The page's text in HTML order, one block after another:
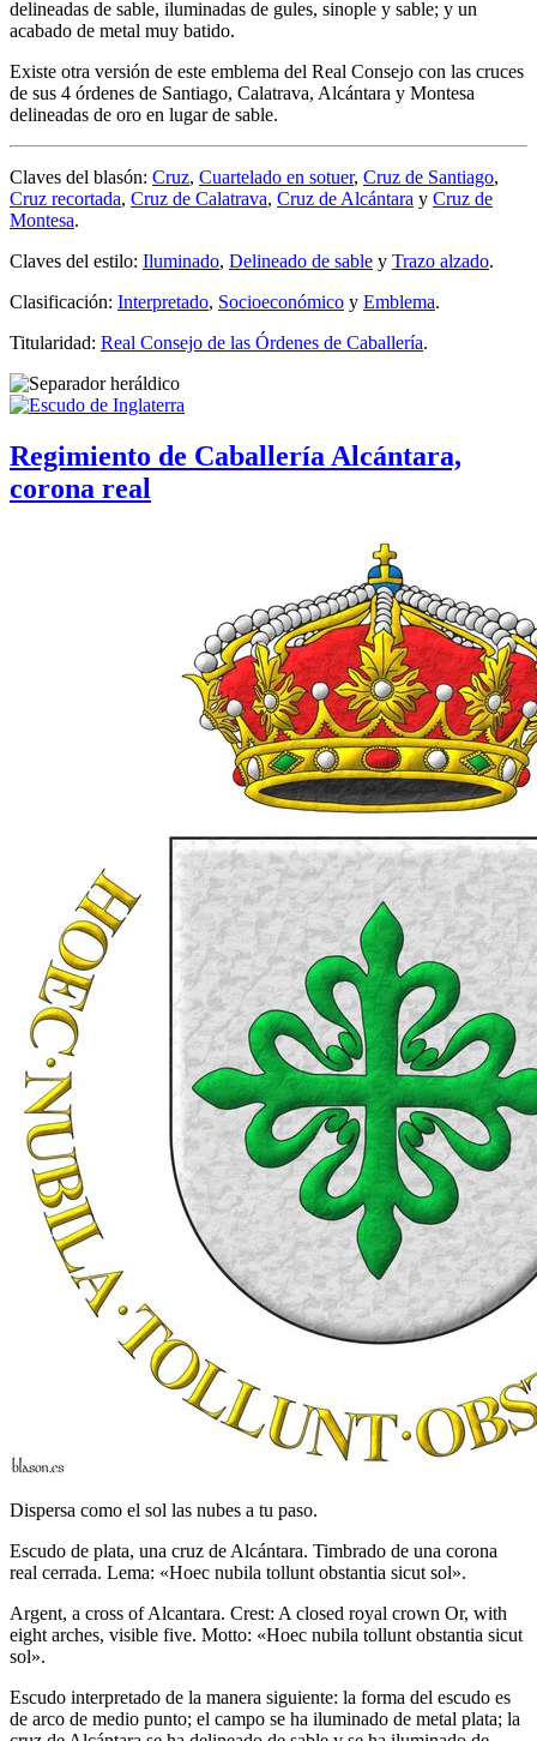
delineadas de sable, iluminadas de gules, sinople y sable; y un
acabado de metal muy batido.
Existe otra versión de este emblema del Real Consejo con las cruces
de sus 4 órdenes de Santiago, Calatrava, Alcántara y Montesa
delineadas de oro en lugar de sable.
Claves del blasón: Cruz, Cuartelado en sotuer, Cruz de Santiago,
Cruz recortada, Cruz de Calatrava, Cruz de Alcántara y Cruz de
Montesa.
Claves del estilo: Iluminado, Delineado de sable y Trazo alzado.
Clasificación: Interpretado, Socioeconómico y Emblema.
Titularidad: Real Consejo de las Órdenes de Caballería.
Regimiento de Caballería Alcántara,
corona real
Dispersa como el sol las nubes a tu paso.
Escudo de plata, una cruz de Alcántara. Timbrado de una corona
real cerrada. Lema: «Hoec nubila tollunt obstantia sicut sol».
Argent, a cross of Alcantara. Crest: A closed royal crown Or, with
eight arches, visible five. Motto: «Hoec nubila tollunt obstantia sicut
sol».
Escudo interpretado de la manera siguiente: la forma del escudo es
de arco de medio punto; el campo se ha iluminado de metal plata; la